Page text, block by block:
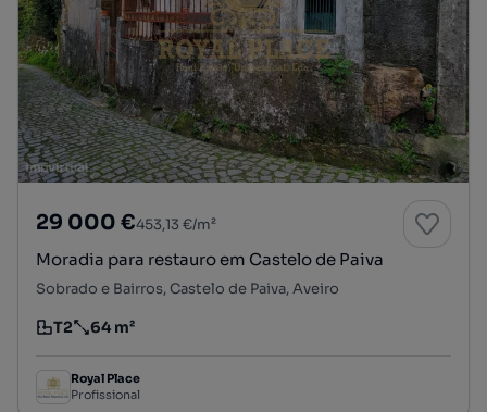
29 000 €453,13 €/m²
Moradia para restauro em Castelo de Paiva
Sobrado e Bairros, Castelo de Paiva, Aveiro
Tipologia
T2
Preço por metro quadrado
64 m²
Royal Place
Profissional